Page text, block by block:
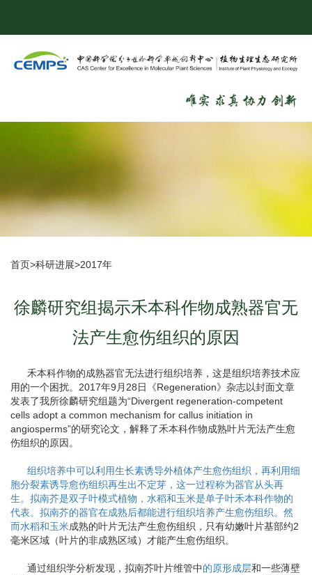
首页>科研进展>2017年
徐麟研究组揭示禾本科作物成熟器官无
法产生愈伤组织的原因
禾本科作物的成熟器官无法进行组织培养，这是组织培养技术应
用的一个困扰。2017年9月28日《Regeneration》杂志以封面文章
发表了我所徐麟研究组题为“Divergent regeneration-competent
cells adopt a common mechanism for callus initiation in
angiosperms”的研究论文，解释了禾本科作物成熟叶片无法产生愈
伤组织的原因。
组织培养中可以利用生长素诱导外植体产生愈伤组织，再利用细
胞分裂素诱导愈伤组织再生出不定芽，这一过程称为器官从头再
生。拟南芥是双子叶模式植物，水稻和玉米是单子叶禾本科作物的
代表。拟南芥的器官在成熟后都能进行组织培养产生愈伤组织。然
而水稻和玉米成熟的叶片无法产生愈伤组织，只有幼嫩叶片基部约2
毫米区域（叶片的非成熟区域）才能产生愈伤组织。
通过组织学分析发现，拟南芥叶片维管中的原形成层和一些薄壁